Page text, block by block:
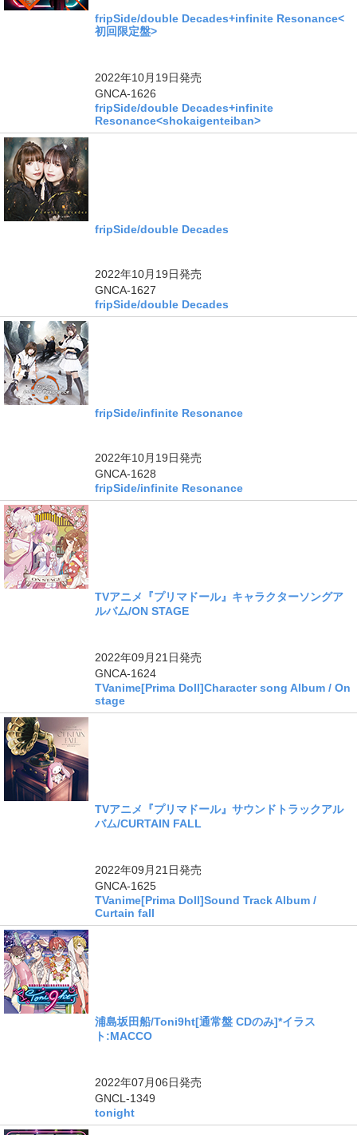
fripSide/double Decades+infinite Resonance<
初回限定盤>
2022年10月19日発売
GNCA-1626
fripSide/double Decades+infinite
Resonance<shokaigenteiban>
fripSide/double Decades
2022年10月19日発売
GNCA-1627
fripSide/double Decades
fripSide/infinite Resonance
2022年10月19日発売
GNCA-1628
fripSide/infinite Resonance
TVアニメ『プリマドール』キャラクターソングア
ルバム/ON STAGE
2022年09月21日発売
GNCA-1624
TVanime[Prima Doll]Character song Album / On
stage
TVアニメ『プリマドール』サウンドトラックアル
バム/CURTAIN FALL
2022年09月21日発売
GNCA-1625
TVanime[Prima Doll]Sound Track Album /
Curtain fall
浦島坂田船/Toni9ht[通常盤 CDのみ]*イラス
ト:MACCO
2022年07月06日発売
GNCL-1349
tonight